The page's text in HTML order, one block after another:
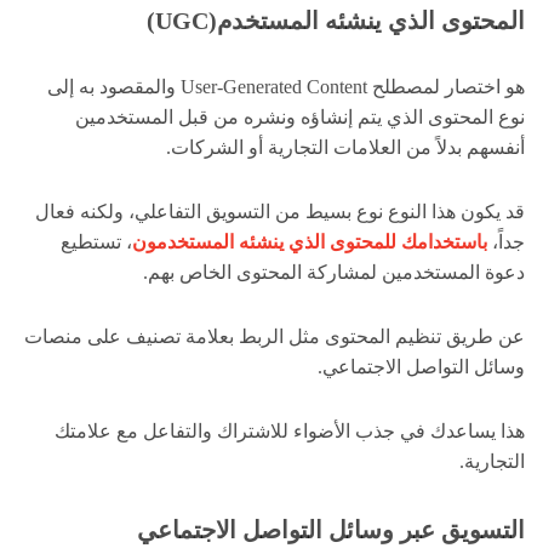
المحتوى الذي ينشئه المستخدم(UGC)
هو اختصار لمصطلح User-Generated Content والمقصود به إلى
نوع المحتوى الذي يتم إنشاؤه ونشره من قبل المستخدمين
أنفسهم بدلاً من العلامات التجارية أو الشركات.
قد يكون هذا النوع نوع بسيط من التسويق التفاعلي، ولكنه فعال
جداً، باستخدامك للمحتوى الذي ينشئه المستخدمون، تستطيع
دعوة المستخدمين لمشاركة المحتوى الخاص بهم.
عن طريق تنظيم المحتوى مثل الربط بعلامة تصنيف على منصات
وسائل التواصل الاجتماعي.
هذا يساعدك في جذب الأضواء للاشتراك والتفاعل مع علامتك
التجارية.
التسويق عبر وسائل التواصل الاجتماعي